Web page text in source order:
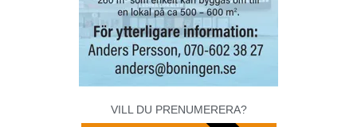
VILL DU PRENUMERERA?